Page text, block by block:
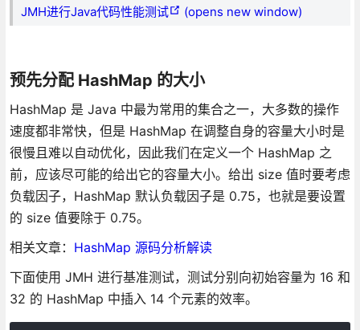
JMH进行Java代码性能测试
(opens new window)
预先分配 HashMap 的大小
HashMap 是 Java 中最为常用的集合之一，大多数的操作
速度都非常快，但是 HashMap 在调整自身的容量大小时是
很慢且难以自动优化，因此我们在定义一个 HashMap 之
前，应该尽可能的给出它的容量大小。给出 size 值时要考虑
负载因子，HashMap 默认负载因子是 0.75，也就是要设置
的 size 值要除于 0.75。
相关文章： HashMap 源码分析解读
下面使用 JMH 进行基准测试，测试分别向初始容量为 16 和
32 的 HashMap 中插入 14 个元素的效率。